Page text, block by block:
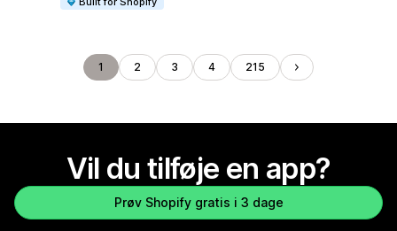
1 2 3 4 215
Vil du tilføje en app?
Prøv Shopify gratis i 3 dage